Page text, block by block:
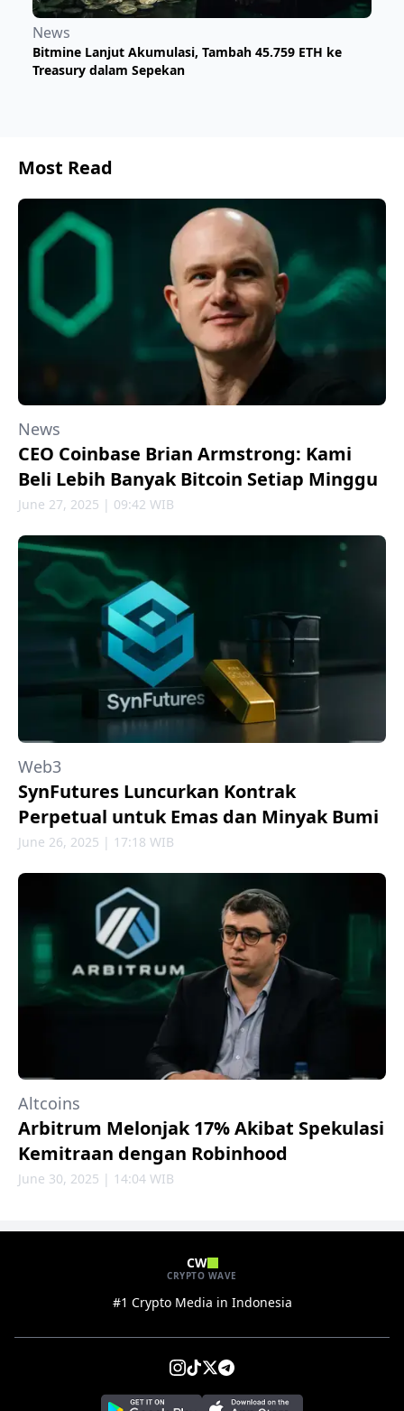
News
Bitmine Lanjut Akumulasi, Tambah 45.759 ETH ke
Treasury dalam Sepekan
Most Read
News
CEO Coinbase Brian Armstrong: Kami
Beli Lebih Banyak Bitcoin Setiap Minggu
June 27, 2025 | 09:42 WIB
Web3
SynFutures Luncurkan Kontrak
Perpetual untuk Emas dan Minyak Bumi
June 26, 2025 | 17:18 WIB
Altcoins
Arbitrum Melonjak 17% Akibat Spekulasi
Kemitraan dengan Robinhood
June 30, 2025 | 14:04 WIB
CW
CRYPTO WAVE
#1 Crypto Media in Indonesia